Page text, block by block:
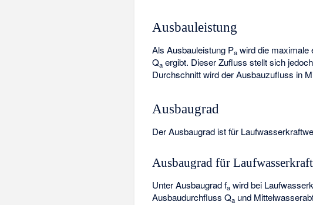
Ausbauleistung
Als Ausbauleistung Pa wird die maximale
Qa ergibt. Dieser Zufluss stellt sich
Durchschnitt wird der Ausbauzufluss in
Ausbaugrad
Der Ausbaugrad ist für
Ausbaugrad für
Unter Ausbaugrad fa wird bei
Ausbaudurchfluss Qa und